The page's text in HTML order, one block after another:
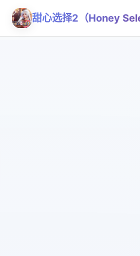
甜心选择2（Honey